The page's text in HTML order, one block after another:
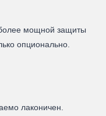
мощной защиты
опционально.
лаконичен.